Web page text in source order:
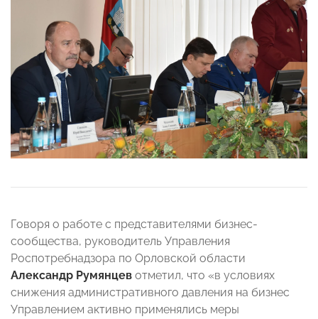
Говоря о работе с представителями бизнес-
сообщества, руководитель Управления
Роспотребнадзора по Орловской области
Александр Румянцев отметил, что «в условиях
снижения административного давления на бизнес
Управлением активно применялись меры